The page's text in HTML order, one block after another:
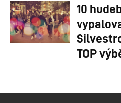
10
TOP